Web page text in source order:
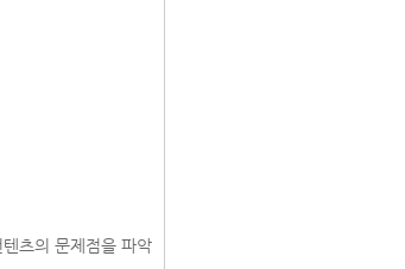
츠의 문제점을 파악